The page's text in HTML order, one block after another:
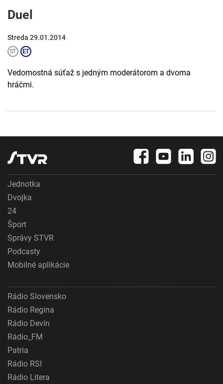
Duel
Streda 29.01.2014
Vedomostná súťaž s jedným moderátorom a dvoma
hráčmi.
Jednotka
Dvojka
24
Šport
Správy STVR
Podcasty
Mobilné aplikácie
Rádio Slovensko
Rádio Regina
Rádio Devín
Rádio_FM
Patria
Rádio RSI
Rádio Litera